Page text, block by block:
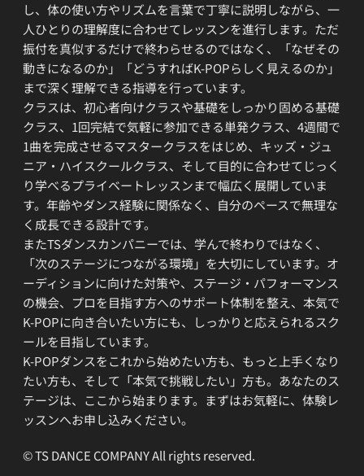
し、体の使い方やリズムを言葉で丁寧に説明しながら、一
人ひとりの理解度に合わせてレッスンを進行します。ただ
振付を真似するだけで終わらせるのではなく、「なぜその
動きになるのか」「どうすればK-POPらしく見えるのか」
まで深く理解できる指導を行っています。
クラスは、初心者向けクラスや基礎をしっかり固める基礎
クラス、1回完結で気軽に参加できる単発クラス、4週間で
1曲を完成させるマスタークラスをはじめ、キッズ・ジュ
ニア・ハイスクールクラス、そして目的に合わせてじっく
り学べるプライベートレッスンまで幅広く展開していま
す。年齢やダンス経験に関係なく、自分のペースで無理な
く成長できる設計です。
またTSダンスカンパニーでは、学んで終わりではなく、
「次のステージにつながる環境」を大切にしています。オ
ーディションに向けた対策や、ステージ・パフォーマンス
の機会、プロを目指す方へのサポート体制を整え、本気で
K-POPに向き合いたい方にも、しっかりと応えられるスク
ールを目指しています。
K-POPダンスをこれから始めたい方も、もっと上手くなり
たい方も、そして「本気で挑戦したい」方も。あなたのス
テージは、ここから始まります。まずはお気軽に、体験レ
ッスンへお申し込みください。
© TS DANCE COMPANY All rights reserved.